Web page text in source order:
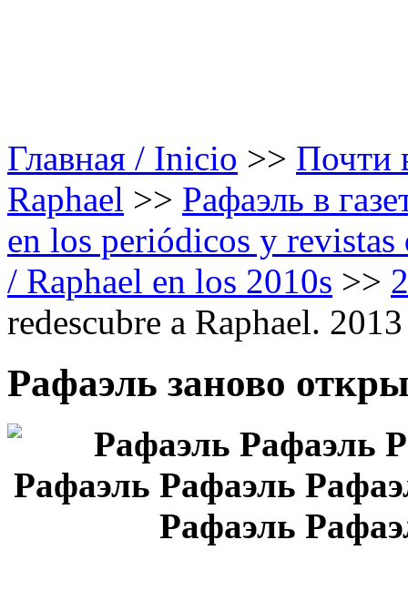
Главная / Inicio >> Почти
Raphael >> Рафаэль в
en los periódicos y
/ Raphael en los 2010s >>
redescubre a Raphael. 2013
Рафаэль заново